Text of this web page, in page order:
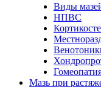
Виды
НПВС
Мазь при